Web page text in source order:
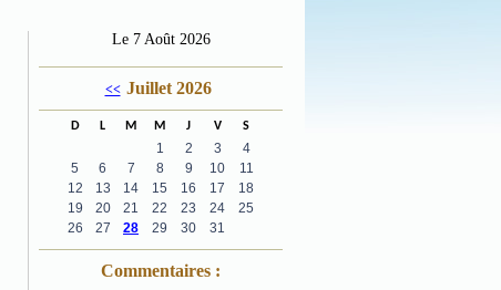
Le 7 Août 2026
<< Juillet 2026
D L M M J V S
1 2 3
4
5
6 7 8 9 10
11
12
13 14 15 16 17
18
19
20 21 22 23 24
25
26
27 28 29 30 31
Commentaires :